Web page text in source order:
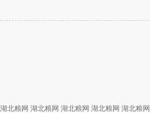
湖北粮网 湖北粮网 湖北粮网 湖北粮网 湖北粮网